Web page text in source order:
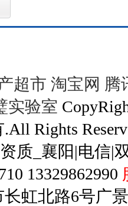
超市 淘宝网 腾
实验室
Rights
质_襄阳|电信|
13329862990
虹北路6号广